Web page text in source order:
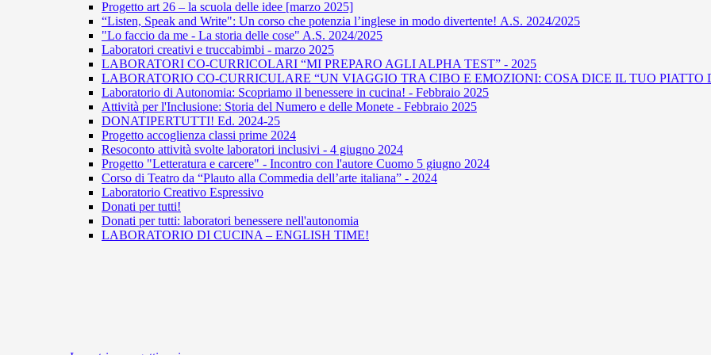
Progetto art 26 – la scuola delle idee [marzo 2025]
“Listen, Speak and Write": Un corso che potenzia l’inglese in modo divertente! A.S. 2024/2025
"Lo faccio da me - La storia delle cose" A.S. 2024/2025
Laboratori creativi e truccabimbi - marzo 2025
LABORATORI CO-CURRICOLARI “MI PREPARO AGLI ALPHA TEST” - 2025
LABORATORIO CO-CURRICULARE “UN VIAGGIO TRA CIBO E EMOZIONI: COSA DICE IL TUO PIATTO
Laboratorio di Autonomia: Scopriamo il benessere in cucina! - Febbraio 2025
Attività per l'Inclusione: Storia del Numero e delle Monete - Febbraio 2025
DONATIPERTUTTI! Ed. 2024-25
Progetto accoglienza classi prime 2024
Resoconto attività svolte laboratori inclusivi - 4 giugno 2024
Progetto "Letteratura e carcere" - Incontro con l'autore Cuomo 5 giugno 2024
Corso di Teatro da “Plauto alla Commedia dell’arte italiana” - 2024
Laboratorio Creativo Espressivo
Donati per tutti!
Donati per tutti: laboratori benessere nell'autonomia
LABORATORIO DI CUCINA – ENGLISH TIME!